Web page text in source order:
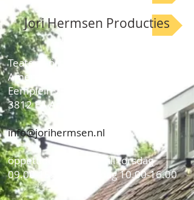
Jori Hermsen Producties
Teater
Förberedande utbildning
Amersfoort
Eemplein 75
3812 EA Amersfoort
info@jorihermsen.nl
öppettider: måndag till torsdag
09.00-15.30
och lördag10.00-16.00